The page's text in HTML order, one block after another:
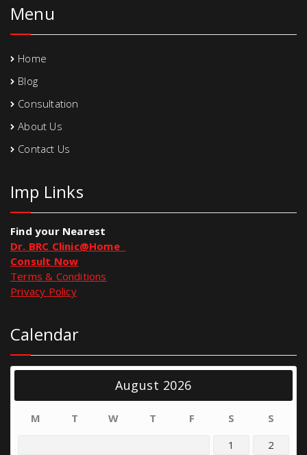
Menu
Home
Blog
Consultation
About Us
Contact Us
Imp Links
Find your Nearest
Dr. BRC Clinic@Home
Consult Now
Terms & Conditions
Privacy Policy
Calendar
August 2026
M T W T F S
S
1
2